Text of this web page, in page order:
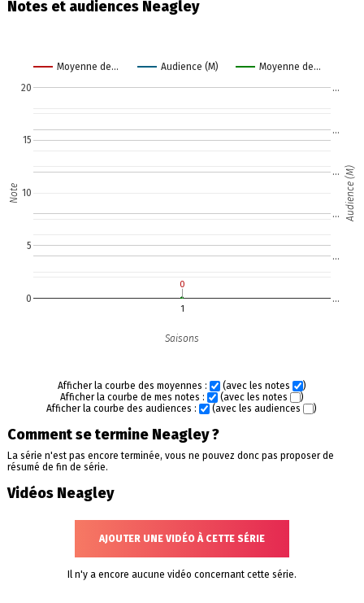
Notes et audiences Neagley
Moyenne de… Audience (M) Moyenne de…
1
0
5
10
15
20
…
…
…
…
…
…
0
0
Saisons
Note Audience (M)
Afficher la courbe des moyennes : (avec les notes
)
Afficher la courbe de mes notes :
(avec les notes
)
Afficher la courbe des audiences :
(avec les audiences )
Comment se termine Neagley ?
La série n'est pas encore terminée, vous ne pouvez donc pas proposer de
résumé de fin de série.
Vidéos Neagley
AJOUTER UNE VIDÉO À CETTE SÉRIE
Il n'y a encore aucune vidéo concernant cette série.